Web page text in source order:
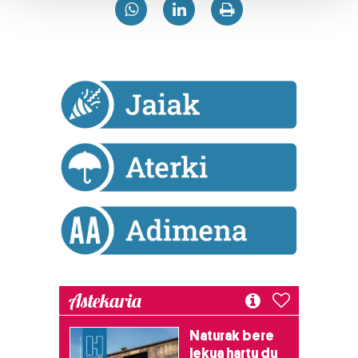
Guk eta gure bazkideek zure datu pertsonalak
pertsonalizatuak eskaintzeko, iragarkiak eta edukia
neurtzeko, jendeari buruzko informazioa biltzeko eta
produktuak garatzeko. Zure datuak nork eta zertarako
Bazkide batzuek ez dizute baimenik eskatzen, eta beren
interes komertzial legitimoetan babesten dira. Ikusi gure
bazkideen zerrenda, beren ustez zein helburutarako
duten interes legitimoa eta horren aurka nola egin
dezakezun ikusteko.
Lortu zure datu pertsonalak prozesatzeko moduari
buruzko informazio gehiago eta ezarri zure lehentasunak
datuen atalean. Edozein unetan alda edo ken dezakezu
zure baimena Cookieen adierazpenean.
Astekaria
Naturak bere
lekua hartu du